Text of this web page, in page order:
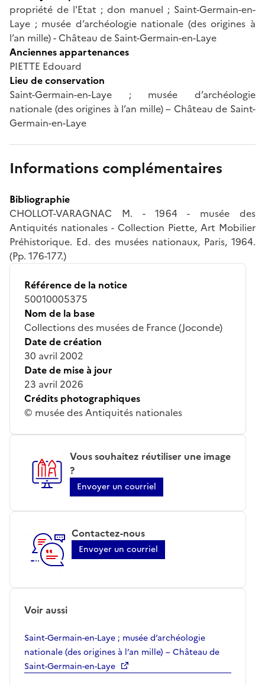
propriété de l'Etat ; don manuel ; Saint-Germain-en-
Laye ; musée d’archéologie nationale (des origines à
l’an mille) - Château de Saint-Germain-en-Laye
Anciennes appartenances
PIETTE Edouard
Lieu de conservation
Saint-Germain-en-Laye ; musée d’archéologie
nationale (des origines à l’an mille) – Château de Saint-
Germain-en-Laye
Informations complémentaires
Bibliographie
CHOLLOT-VARAGNAC M. - 1964 - musée des
Antiquités nationales - Collection Piette, Art Mobilier
Préhistorique. Ed. des musées nationaux, Paris, 1964.
(Pp. 176-177.)
Référence de la notice
50010005375
Nom de la base
Collections des musées de France (Joconde)
Date de création
30 avril 2002
Date de mise à jour
23 avril 2026
Crédits photographiques
© musée des Antiquités nationales
Vous souhaitez réutiliser une image
?
Envoyer un courriel
Contactez-nous
Envoyer un courriel
Voir aussi
Saint-Germain-en-Laye ; musée d’archéologie
nationale (des origines à l’an mille) – Château de
Saint-Germain-en-Laye